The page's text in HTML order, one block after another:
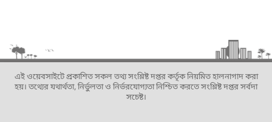
এই ওয়েবসাইটে প্রকাশিত সকল তথ্য সংশ্লিষ্ট দপ্তর কর্তৃক নিয়মিত হালনাগাদ করা
হয়। তথ্যের যথার্থতা, নির্ভুলতা ও নির্ভরযোগ্যতা নিশ্চিত করতে সংশ্লিষ্ট দপ্তর সর্বদা
সচেষ্ট।